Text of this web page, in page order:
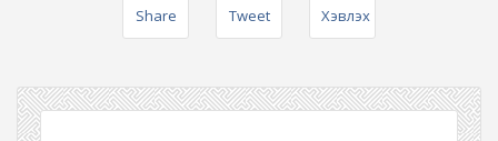
Share Tweet Хэвлэх